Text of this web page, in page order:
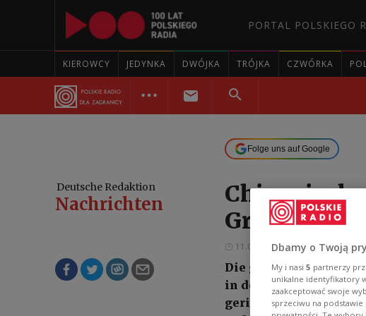
PORTAL POLSKIEGO
KIEROWCY JEDYNKA DWÓJKA TRÓJKA CZWÓRKA
Folge uns auf Google
Deutsche Redaktion
Nachrichten
Grenze
11.07.2024 13:29
Die gemeinsamen
in der Nähe der
gerichtet, erklärte am
Dbamy o Twoją
My i nasi 5 partnerzy
unikalne identyfikatory
zaakceptować swoje
sprzeciwu na